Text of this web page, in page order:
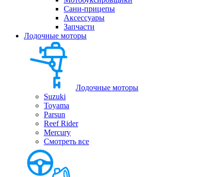
Сани-прицепы
Аксессуары
Запчасти
Лодочные моторы
Лодочные моторы
Suzuki
Toyama
Parsun
Reef Rider
Mercury
Смотреть все